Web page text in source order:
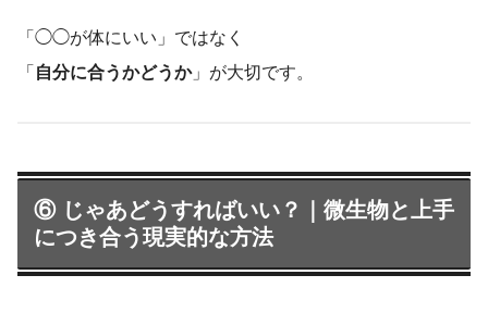
「◯◯が体にいい」ではなく
「 自分に合うかどうか」が大切です。
⑥ じゃあどうすればいい？｜微生物と上手
につき合う現実的な方法